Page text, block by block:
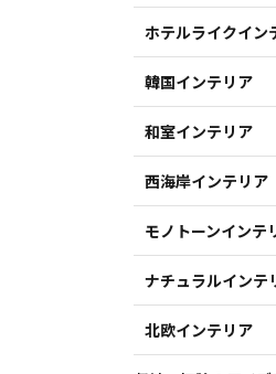
ホテルライクイン
韓国インテリア
和室インテリア
西海岸インテリア
モノトーンインテ
ナチュラルインテ
北欧インテリア